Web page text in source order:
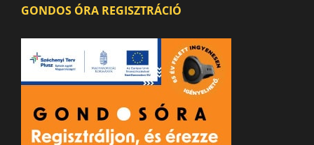
GONDOS ÓRA REGISZTRÁCIÓ